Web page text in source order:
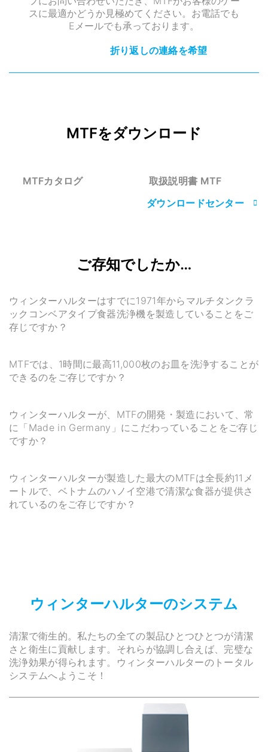
スに最適かどうか見極めてください。お電話でも
Eメールでも承っております。
折り返しの連絡を希望
MTFをダウンロード
MTFカタログ
取扱説明書 MTF
ダウンロードセンター
ご存知でしたか…
ウィンターハルターはすでに1971年からマルチタンクラ
ックコンベアタイプ食器洗浄機を製造していることをご
存じですか？
MTFでは、1時間に最高11,000枚のお皿を洗浄することが
できるのをご存じですか？
ウィンターハルターが、MTFの開発・製造において、常
に「Made in Germany」にこだわっていることをご存じ
ですか？
ウィンターハルターが製造した最大のMTFは全長約11メ
ートルで、ベトナムのハノイ空港で清潔な食器が提供さ
れているのをご存じですか？
ウィンターハルターのシステム
清潔で衛生的。私たちの全ての製品ひとつひとつが清潔
さと衛生に貢献します。それらが協調し合えば、完璧な
洗浄効果が得られます。ウィンターハルターのトータル
システムへようこそ！